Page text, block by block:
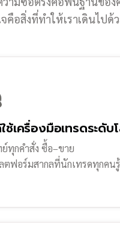
จคือสิ่งที่ทำให้เราเดินไปด้
ช้เครื่องมือเทรดระดับ
ทุกคำสั่ง ซื้อ–ขาย
ฟอร์มสากลที่นักเทรดทุกคน